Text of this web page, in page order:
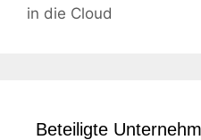
in die Cloud
Beteiligte